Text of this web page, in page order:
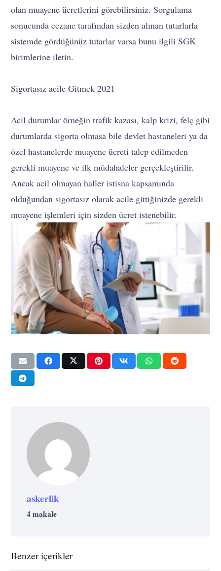
olan muayene ücretlerini görebilirsiniz. Sorgulama
sonucunda eczane tarafından sizden alınan tutarlarla
sistemde gördüğünüz tutarlar varsa bunu ilgili SGK
birimlerine iletin.
Sigortasız acile Gitmek 2021
Acil durumlar örneğin trafik kazası, kalp krizi, felç gibi
durumlarda sigorta olmasa bile devlet hastaneleri ya da
özel hastanelerde muayene ücreti talep edilmeden
gerekli muayene ve ilk müdahaleler gerçekleştirilir.
Ancak acil olmayan haller istisna kapsamında
olduğundan sigortasız olarak acile gittiğinizde gerekli
muayene işlemleri için sizden ücret istenebilir.
askerlik
4 makale
Benzer içerikler